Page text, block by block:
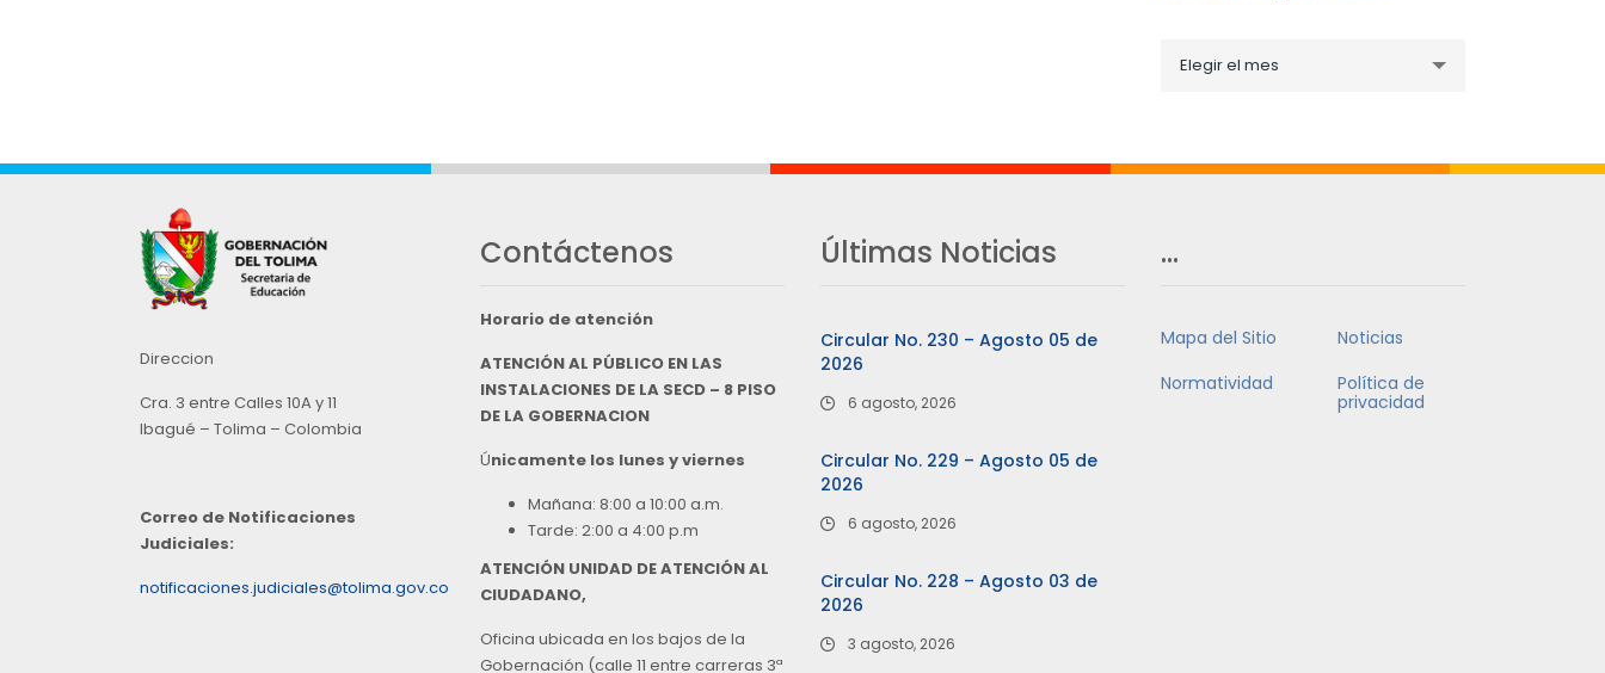
porElegir el mes
Direccion
Cra. 3 entre Calles 10A y 11
Ibagué – Tolima – Colombia
Correo de Notificaciones
Judiciales:
notificaciones.judiciales@tolima.gov.co
Contáctenos
Horario de atención
ATENCIÓN AL PÚBLICO EN LAS
INSTALACIONES DE LA SECD – 8 PISO
DE LA GOBERNACION
Únicamente los lunes y viernes
Mañana: 8:00 a 10:00 a.m.
Tarde: 2:00 a 4:00 p.m
ATENCIÓN UNIDAD DE ATENCIÓN AL
CIUDADANO,
Oficina ubicada en los bajos de la
Gobernación (calle 11 entre carreras 3ª
Últimas Noticias
Circular No. 230 – Agosto 05 de
2026
6 agosto, 2026
Circular No. 229 – Agosto 05 de
2026
6 agosto, 2026
Circular No. 228 – Agosto 03 de
2026
3 agosto, 2026
…
Mapa del Sitio
Noticias
Normatividad
Política de
privacidad